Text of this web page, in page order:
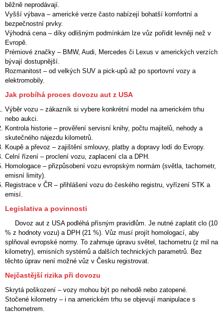
běžně neprodávají.
Vyšší výbava– americké verze často nabízejí bohatší komfortní a
bezpečnostní prvky.
Výhodná cena– díky odlišným podmínkám lze vůz pořídit levněji než v
Evropě.
Prémiové značky – BMW, Audi, Mercedes či Lexus v amerických verzích
bývají dostupnější.
Rozmanitost – od velkých SUV a pick‑upů až po sportovní vozy a
elektromobily.
Jak probíhá proces dovozu aut z USA
Výběr vozu – zákazník si vybere konkrétní model na americkém trhu
nebo aukci.
Kontrola historie – prověření servisní knihy, počtu majitelů, nehody a
skutečného nájezdu kilometrů.
Koupě a převoz – zajištění smlouvy, platby a dopravy lodí do Evropy.
Celní řízení – proclení vozu, zaplacení cla a DPH.
Homologace – přizpůsobení vozu evropským normám (světla, tachometr,
emisní limity).
Registrace v ČR – přihlášení vozu do českého registru, vyřízení STK a
emisí.
Legislativa a povinnosti
Dovoz aut z USA podléhá přísným pravidlům. Je nutné zaplatit clo (10
% z hodnoty vozu) a DPH (21 %). Vůz musí projít homologací, aby
splňoval evropské normy. To zahrnuje úpravu světel, tachometru (z mil na
kilometry), emisních systémů a dalších technických parametrů. Bez
těchto úprav není možné vůz v Česku registrovat.
Nejčastější rizika při dovozu
Skrytá poškození – vozy mohou být po nehodě nebo zatopené.
Stočené kilometry – i na americkém trhu se objevují manipulace s
tachometrem.